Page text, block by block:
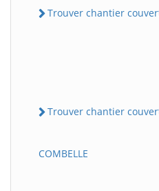
Trouver chantier
Trouver chantier
COMBELLE